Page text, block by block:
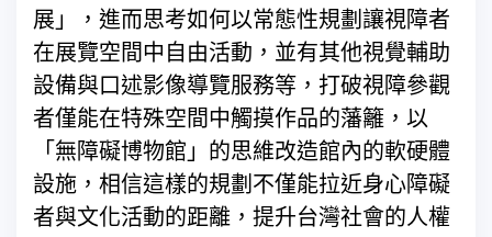
展」，進而思考如何以常態性規劃讓視障者
在展覽空間中自由活動，並有其他視覺輔助
設備與口述影像導覽服務等，打破視障參觀
者僅能在特殊空間中觸摸作品的藩籬，以
「無障礙博物館」的思維改造館內的軟硬體
設施，相信這樣的規劃不僅能拉近身心障礙
者與文化活動的距離，提升台灣社會的人權